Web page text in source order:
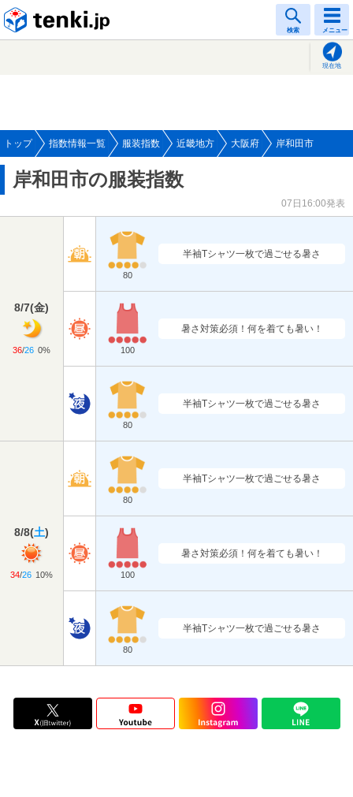
検索 メニュー
現在地
トップ 指数情報一覧 服装指数 近畿地方 大阪府 岸和田市
岸和田市の服装指数
07日16:00発表
8/7(金)
36/26 0%
80
半袖Tシャツ一枚で過ごせる暑さ
100
暑さ対策必須！何を着ても暑い！
80
半袖Tシャツ一枚で過ごせる暑さ
8/8(土)
34/26 10%
80
半袖Tシャツ一枚で過ごせる暑さ
100
暑さ対策必須！何を着ても暑い！
80
半袖Tシャツ一枚で過ごせる暑さ